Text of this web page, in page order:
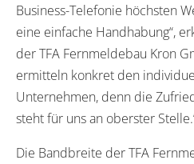
Business-Telefonie höchsten
eine einfache Handhabung“,
der TFA Fernmeldebau Kron
ermitteln konkret den
Unternehmen, denn die
steht für uns an oberster
Die Bandbreite der TFA